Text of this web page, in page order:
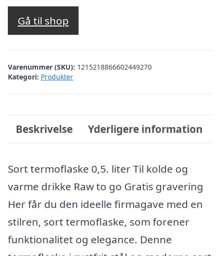
Gå til shop
Varenummer (SKU): 1215218866602449270
Kategori: Produkter
Beskrivelse Yderligere information
Sort termoflaske 0,5. liter Til kolde og
varme drikke Raw to go Gratis gravering
Her får du den ideelle firmagave med en
stilren, sort termoflaske, som forener
funktionalitet og elegance. Denne